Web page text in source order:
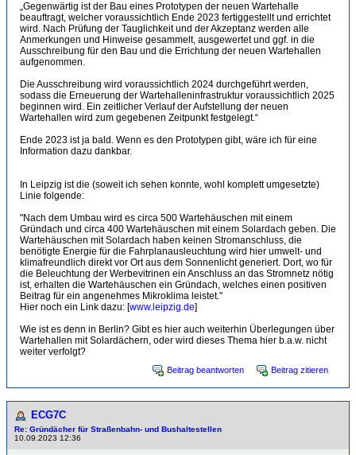
„Gegenwärtig ist der Bau eines Prototypen der neuen Wartehalle
beauftragt, welcher voraussichtlich Ende 2023 fertiggestellt und errichtet
wird. Nach Prüfung der Tauglichkeit und der Akzeptanz werden alle
Anmerkungen und Hinweise gesammelt, ausgewertet und ggf. in die
Ausschreibung für den Bau und die Errichtung der neuen Wartehallen
aufgenommen.
Die Ausschreibung wird voraussichtlich 2024 durchgeführt werden,
sodass die Erneuerung der Wartehalleninfrastruktur voraussichtlich 2025
beginnen wird. Ein zeitlicher Verlauf der Aufstellung der neuen
Wartehallen wird zum gegebenen Zeitpunkt festgelegt.“
Ende 2023 ist ja bald. Wenn es den Prototypen gibt, wäre ich für eine
Information dazu dankbar.
In Leipzig ist die (soweit ich sehen konnte, wohl komplett umgesetzte)
Linie folgende:
"Nach dem Umbau wird es circa 500 Wartehäuschen mit einem
Gründach und circa 400 Wartehäuschen mit einem Solardach geben. Die
Wartehäuschen mit Solardach haben keinen Stromanschluss, die
benötigte Energie für die Fahrplanausleuchtung wird hier umwelt- und
klimafreundlich direkt vor Ort aus dem Sonnenlicht generiert. Dort, wo für
die Beleuchtung der Werbevitrinen ein Anschluss an das Stromnetz nötig
ist, erhalten die Wartehäuschen ein Gründach, welches einen positiven
Beitrag für ein angenehmes Mikroklima leistet."
Hier noch ein Link dazu: [www.leipzig.de]
Wie ist es denn in Berlin? Gibt es hier auch weiterhin Überlegungen über
Wartehallen mit Solardächern, oder wird dieses Thema hier b.a.w. nicht
weiter verfolgt?
Beitrag beantworten Beitrag zitieren
ECG7C
Re: Gründächer für Straßenbahn- und Bushaltestellen
10.09.2023 12:36